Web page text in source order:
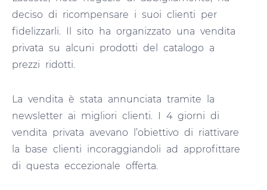
deciso di ricompensare i suoi clienti per
fidelizzarli. Il sito ha organizzato una vendita
privata su alcuni prodotti del catalogo a
prezzi ridotti.
La vendita è stata annunciata tramite la
newsletter ai migliori clienti. I 4 giorni di
vendita privata avevano l’obiettivo di riattivare
la base clienti incoraggiandoli ad approfittare
di questa eccezionale offerta.